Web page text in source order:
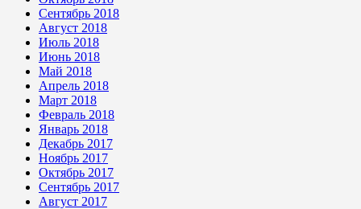
Сентябрь 2018
Август 2018
Июль 2018
Июнь 2018
Май 2018
Апрель 2018
Март 2018
Февраль 2018
Январь 2018
Декабрь 2017
Ноябрь 2017
Октябрь 2017
Сентябрь 2017
Август 2017